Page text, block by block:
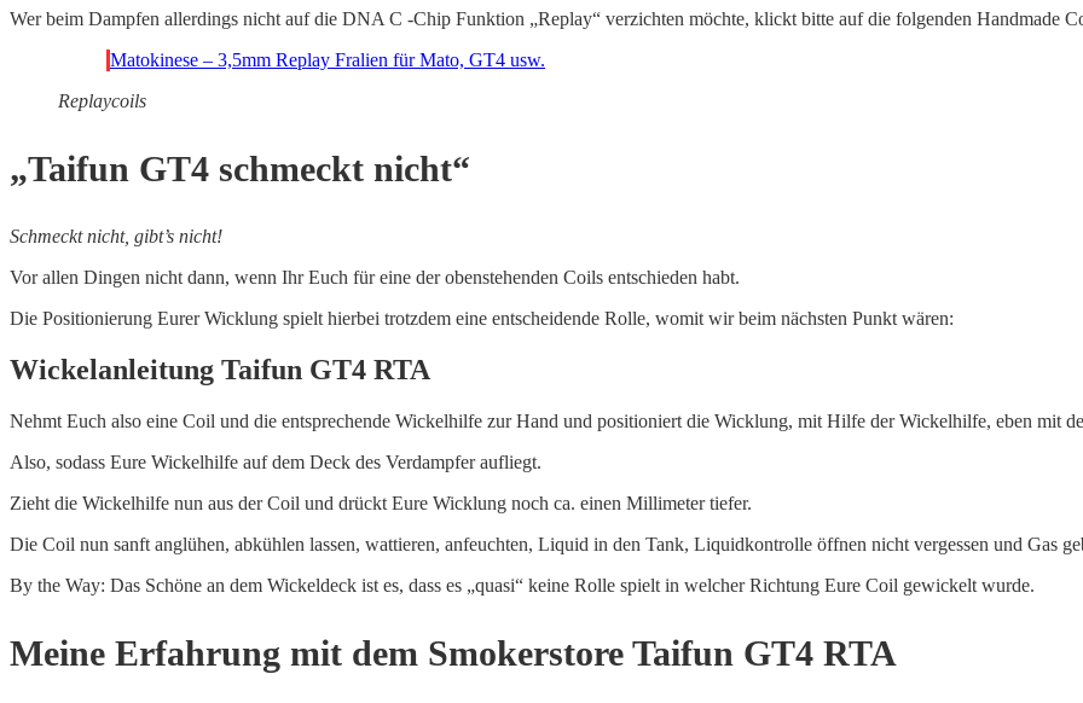
Wer beim Dampfen allerdings nicht auf die DNA C -Chip Funktion „Replay“ verzichten möchte, klickt bitte auf die folgenden Handmade
Matokinese – 3,5mm Replay Fralien für Mato, GT4 usw.
Replaycoils
„Taifun GT4 schmeckt nicht“
Schmeckt nicht, gibt’s nicht!
Vor allen Dingen nicht dann, wenn Ihr Euch für eine der obenstehenden Coils entschieden habt.
Die Positionierung Eurer Wicklung spielt hierbei trotzdem eine entscheidende Rolle, womit wir beim nächsten Punkt wären:
Wickelanleitung Taifun GT4 RTA
Nehmt Euch also eine Coil und die entsprechende Wickelhilfe zur Hand und positioniert die Wicklung, mit Hilfe der Wickelhilfe, eben mit
Also, sodass Eure Wickelhilfe auf dem Deck des Verdampfer aufliegt.
Zieht die Wickelhilfe nun aus der Coil und drückt Eure Wicklung noch ca. einen Millimeter tiefer.
Die Coil nun sanft anglühen, abkühlen lassen, wattieren, anfeuchten, Liquid in den Tank, Liquidkontrolle öffnen nicht vergessen und Gas
By the Way: Das Schöne an dem Wickeldeck ist es, dass es „quasi“ keine Rolle spielt in welcher Richtung Eure Coil gewickelt wurde.
Meine Erfahrung mit dem Smokerstore Taifun GT4 RTA